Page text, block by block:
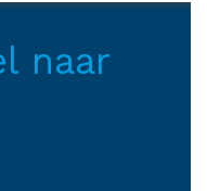
naar